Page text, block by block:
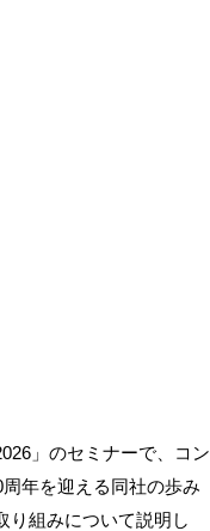
」のセミナーで、コン
年を迎える同社の歩み
り組みについて説明し